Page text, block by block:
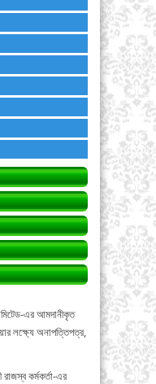
এর আমদানীকৃত
লক্ষ্যে অনাপত্তিপত্র,
কর্মকর্তা-এর